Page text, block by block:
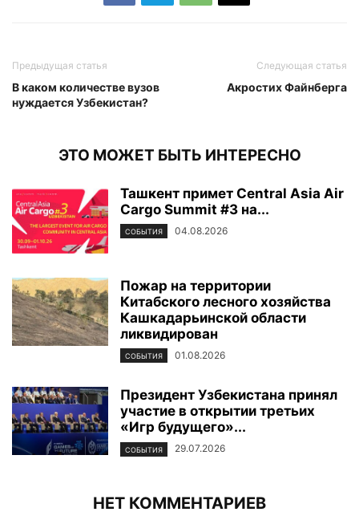
Предыдущая статья
В каком количестве вузов
нуждается Узбекистан?
Следующая статья
Акростих Файнберга
ЭТО МОЖЕТ БЫТЬ ИНТЕРЕСНО
Ташкент примет Central Asia Air
Cargo Summit #3 на...
СОБЫТИЯ 04.08.2026
Пожар на территории
Китабского лесного хозяйства
Кашкадарьинской области
ликвидирован
СОБЫТИЯ 01.08.2026
Президент Узбекистана принял
участие в открытии третьих
«Игр будущего»...
СОБЫТИЯ 29.07.2026
НЕТ КОММЕНТАРИЕВ